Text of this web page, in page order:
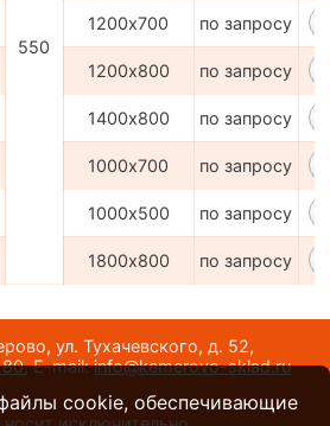
550
1200х700 по запросу
1200х800 по запросу
1400х800 по запросу
1000х700 по запросу
1000х500 по запросу
1800х800 по запросу
ул. Тухачевского, д. 52,
,E-mail:info@kemerovo-sklad.ru
cookie, обеспечивающие